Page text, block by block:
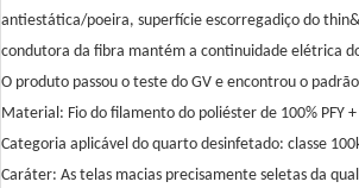
antiestática/poeira, superfície escorregadiço do
condutora da fibra mantém a continuidade elétrica
O produto passou o teste do GV e encontrou o padrão
Material: Fio do filamento do poliéster de 100% PFY
Categoria aplicável do quarto desinfetado: classe
Caráter: As telas macias precisamente seletas da